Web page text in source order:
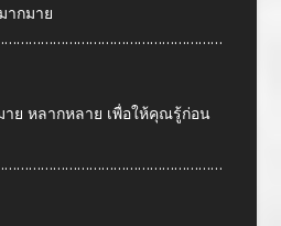
ากมาย
ย หลากหลาย เพื่อให้คุณรู้ก่อน